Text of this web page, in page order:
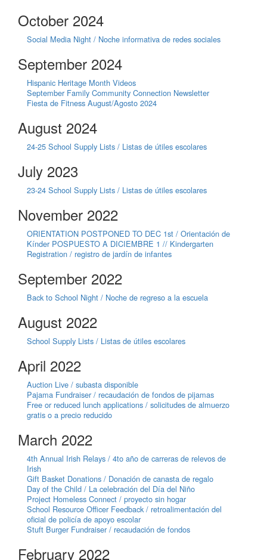
October 2024
Social Media Night / Noche informativa de redes sociales
September 2024
Hispanic Heritage Month Videos
September Family Community Connection Newsletter
Fiesta de Fitness August/Agosto 2024
August 2024
24-25 School Supply Lists / Listas de útiles escolares
July 2023
23-24 School Supply Lists / Listas de útiles escolares
November 2022
ORIENTATION POSTPONED TO DEC 1st / Orientación de
Kínder POSPUESTO A DICIEMBRE 1 // Kindergarten
Registration / registro de jardín de infantes
September 2022
Back to School Night / Noche de regreso a la escuela
August 2022
School Supply Lists / Listas de útiles escolares
April 2022
Auction Live / subasta disponible
Pajama Fundraiser / recaudación de fondos de pijamas
Free or reduced lunch applications / solicitudes de almuerzo
gratis o a precio reducido
March 2022
4th Annual Irish Relays / 4to año de carreras de relevos de
Irish
Gift Basket Donations / Donación de canasta de regalo
Day of the Child / La celebración del Día del Niño
Project Homeless Connect / proyecto sin hogar
School Resource Officer Feedback / retroalimentación del
oficial de policía de apoyo escolar
Stuft Burger Fundraiser / recaudación de fondos
February 2022